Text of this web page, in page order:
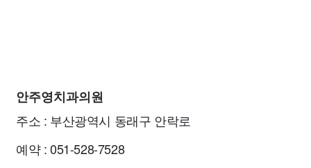
안주영치과의원
주소 : 부산광역시 동래구 안락로
예약 : 051-528-7528